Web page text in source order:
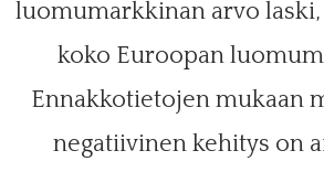
luomumarkkinan arvo
koko Euroopan
Ennakkotietojen mukaan
negatiivinen kehitys on